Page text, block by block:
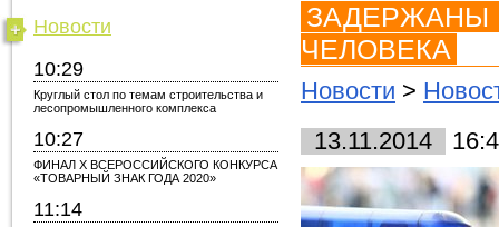
Новости
10:29
Круглый стол по темам строительства и
лесопромышленного комплекса
10:27
ФИНАЛ X ВСЕРОССИЙСКОГО КОНКУРСА
«ТОВАРНЫЙ ЗНАК ГОДА 2020»
11:14
ЗАДЕРЖАНЫ
ЧЕЛОВЕКА
Новости >
13.11.2014